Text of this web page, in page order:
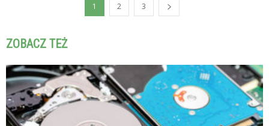
1 2 3
ZOBACZ TEŻ